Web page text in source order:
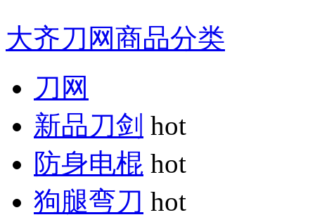
大齐刀网商品分类
刀网
新品刀剑 hot
防身电棍 hot
狗腿弯刀 hot